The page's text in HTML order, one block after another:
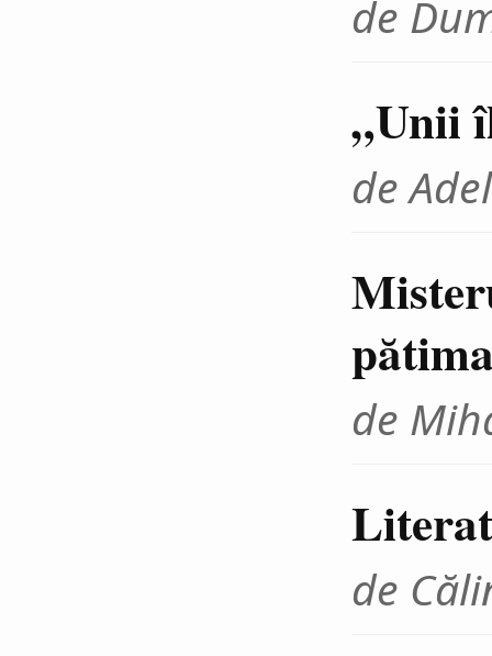
de
„Unii
de
de
de